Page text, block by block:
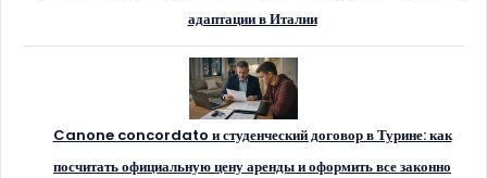
адаптации в Италии
Canone concordato и студенческий договор в Турине: как
посчитать официальную цену аренды и оформить все законно